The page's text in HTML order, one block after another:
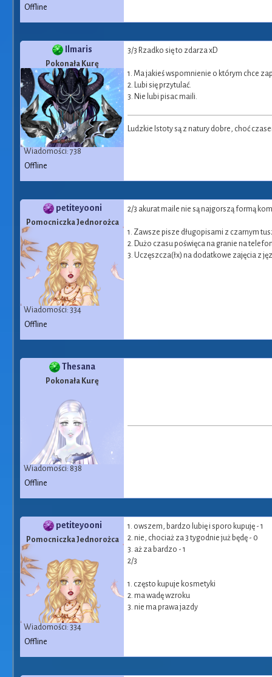
Offline
Ilmaris
Pokonała Kurę
Wiadomości: 738
3/3 Rzadko się to zdarza xD
1. Ma jakieś wspomnienie o którym chce
2. Lubi się przytulać.
3. Nie lubi pisac maili.
Ludzkie Istoty są z natury dobre, choć
Offline
petiteyooni
Pomocniczka Jednorożca
Wiadomości: 334
2/3 akurat maile nie są najgorszą formą
1. Zawsze pisze długopisami z czarnym
2. Dużo czasu poświęca na granie na
3. Uczęszcza(łx) na dodatkowe zajęcia z
Offline
Thesana
Pokonała Kurę
Wiadomości: 838
Offline
petiteyooni
Pomocniczka Jednorożca
Wiadomości: 334
1. owszem, bardzo lubię i sporo kupuję - 1
2. nie, chociaż za 3 tygodnie już będę - 0
3. aż za bardzo - 1
2/3
1. często kupuje kosmetyki
2. ma wadę wzroku
3. nie ma prawa jazdy
Offline